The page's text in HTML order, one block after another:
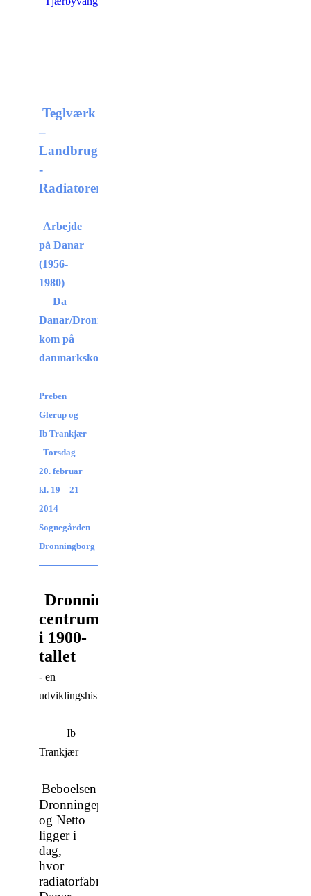
Teglværk
–
Landbrugsmaskiner
-
Radiatorer
Arbejde
på Danar
(1956-
1980)
Da
Danar/Dronningborg
kom på
danmarkskortet!
Preben
Glerup og
Ib Trankjær
Torsdag
20. februar
kl. 19 – 21
2014
Sognegården
Dronningborg
Dronningborg
centrum
i 1900-
tallet
- en
udviklingshistorie
Ib
Trankjær
Beboelsen
Dronningeparken
og Netto
ligger i
dag,
hvor
radiatorfabrikken